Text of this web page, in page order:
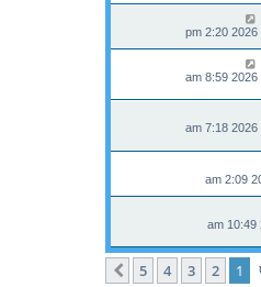
1
2
3
4
5
קומענדיגע